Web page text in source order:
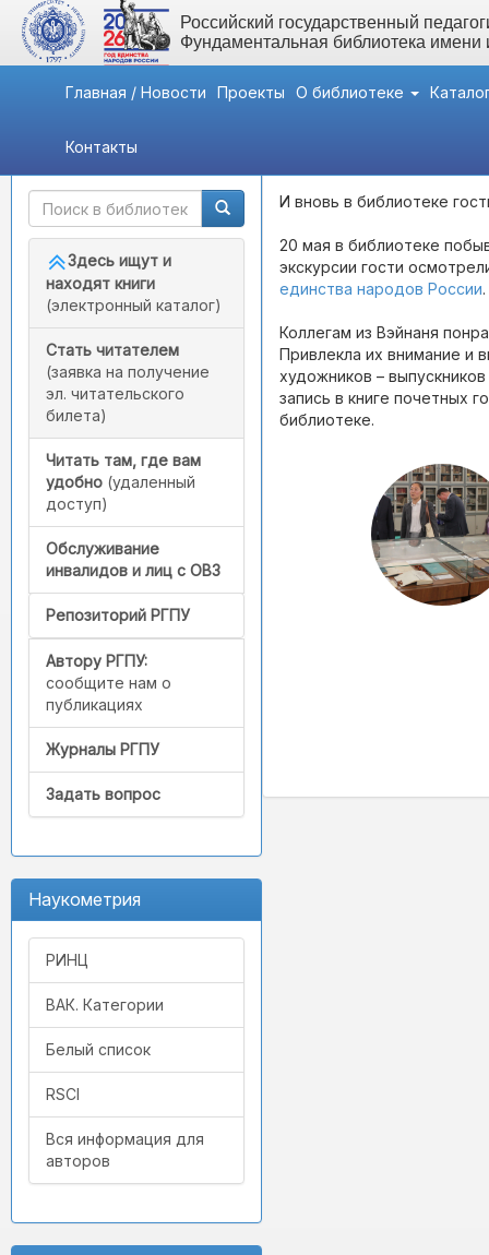
Российский государственный
Фундаментальная библиотека
Главная / Новости Проекты О библиотеке
Контакты
Быстрый доступ
Здесь ищут и
находят книги
(электронный каталог)
Стать читателем
(заявка на получение
эл. читательского
билета)
Читать там, где вам
удобно (удаленный
доступ)
Обслуживание
инвалидов и лиц с ОВЗ
Репозиторий РГПУ
Автору РГПУ:
сообщите нам о
публикациях
Журналы РГПУ
Задать вопрос
Наукометрия
РИНЦ
ВАК. Категории
Белый список
RSCI
Вся информация для
авторов
И вновь в библиотеке
20 мая в библиотеке
экскурсии гости
единства народов России.
Коллегам из Вэйнаня
Привлекла их внимание и
художников –
запись в книге почетных
библиотеке.